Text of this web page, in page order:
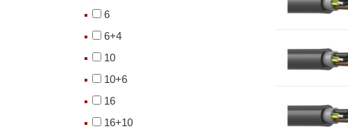
6
6+4
10
10+6
16
16+10